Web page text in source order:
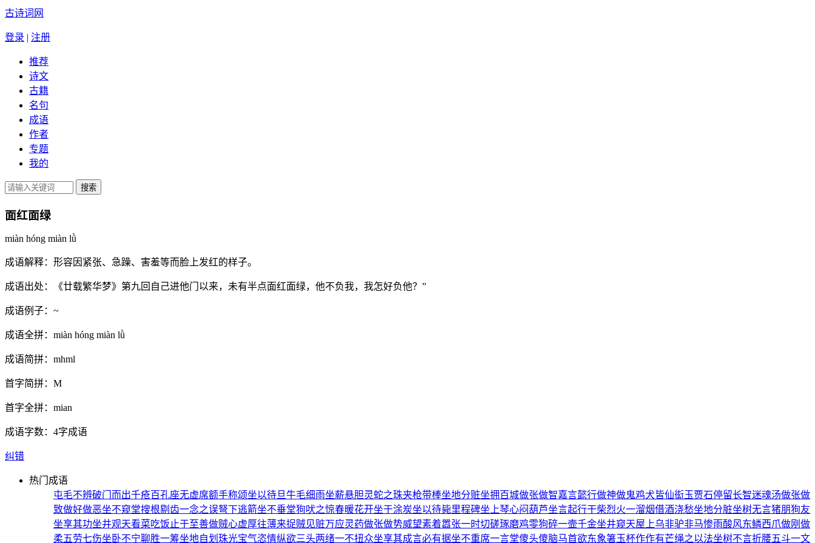
古诗词网
登录 | 注册
推荐
诗文
古籍
名句
成语
作者
专题
我的
面红面绿
miàn hóng miàn lǜ
成语解释： 形容因紧张、急躁、害羞等而脸上发红的样子。
成语出处： 《廿载繁华梦》第九回自己进他门以来，未有半点面红面绿，他不负我，我怎好负他？”
成语例子： ~
成语全拼： miàn hóng miàn lǜ
成语简拼： mhml
首字简拼： M
首字全拼： mian
成语字数： 4字成语
纠错
热门成语
屯毛不辨破门而出千疮百孔座无虚席额手称颂坐以待旦牛毛细雨坐薪悬胆灵蛇之珠夹枪带棒坐地分赃坐拥百城做张做智嘉言懿行做神做鬼鸡犬皆仙衒玉贾石停留长智迷魂汤做张做
致做好做恶坐不窥堂搜根剔齿一念之误弩下逃箭坐不垂堂狗吠之惊春暖花开坐于涂炭坐以待毙里程碑坐上琴心闷葫芦坐言起行干柴烈火一溜烟借酒浇愁坐地分脏坐树无言猪朋狗友
坐享其功坐井观天看菜吃饭止于至善做贼心虚厚往薄来捉贼见赃万应灵药做张做势威望素着嚣张一时切磋琢磨鸡零狗碎一壸千金坐井窥天屋上乌非驴非马惨雨酸风东鳞西爪做刚做
柔五劳七伤坐卧不宁聊胜一筹坐地自划 珠光宝气恣情纵欲三头两绪一不扭众坐享其成言必有据坐不重席一言堂傻头傻脑马首欲东象箸玉杯作作有芒绳之以法坐树不言折腰五斗一文